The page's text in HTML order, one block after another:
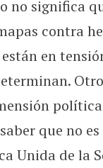
no significa
contra
en
que no
Unida de la